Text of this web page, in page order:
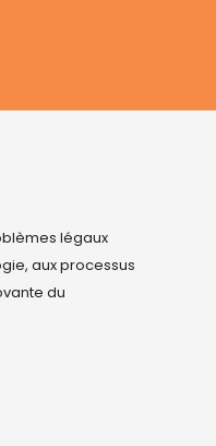
légaux
aux processus
du